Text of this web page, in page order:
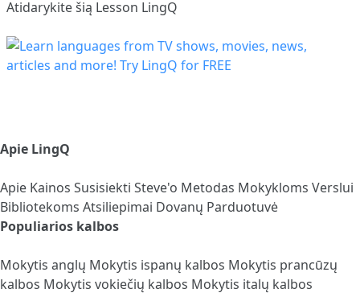
Atidarykite šią Lesson LingQ
Apie LingQ
Apie Kainos Susisiekti Steve'o Metodas Mokykloms Verslui
Bibliotekoms Atsiliepimai Dovanų Parduotuvė
Populiarios kalbos
Mokytis anglų Mokytis ispanų kalbos Mokytis prancūzų
kalbos Mokytis vokiečių kalbos Mokytis italų kalbos